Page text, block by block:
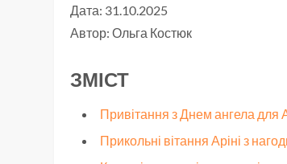
Дата: 31.10.2025
Автор:Ольга Костюк
ЗМІСТ
Привітання з Днем ангела для
Прикольні вітання Аріні з